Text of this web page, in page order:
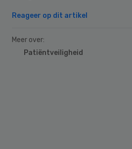
Reageer op dit artikel
Meer over:
Patiëntveiligheid